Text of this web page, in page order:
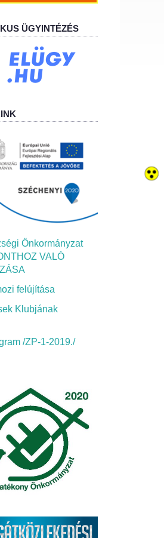
ÜGYINTÉZÉS
Önkormányzat
VALÓ
felújítása
Klubjának
/ZP-1-2019./